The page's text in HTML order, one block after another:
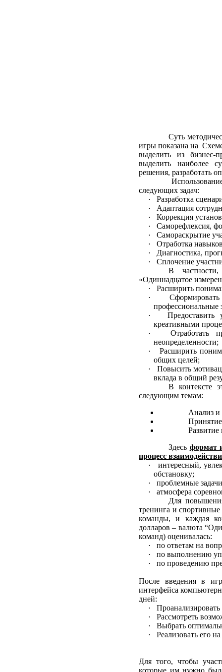
Суть
игры показана на
выделить из бизнес-
выделить наиболее
решения, разработать
следующих задач:
· Разработка
· Адаптация
· Коррекция
· Саморефлексия,
· Самораскрытие
· Отработка
· Диагностика,
· Сплочение
В
«Одиннадцатое
· Расширить
· Сформировать
профессиональные
· Предоставить
креативными
· Отработать
неопределенности;
· Расширить
общих целей;
· Повысить
вклада в общий
В контексте
следующим темам:
Анализ и
Развитие
Здесь формат
процесс
· интересный,
обстановку;
· проблемные
· атмосфера
Для
тренинга и
команды, и каждая
долларов – валюта
команд) оценивалась:
· по ответам на
· по выполнению
· по проведению
После введения в
интерфейса
дней:
·
· Рассмотреть
· Выбрать
· Реализовать его
Для того, чтобы
которые им нужно